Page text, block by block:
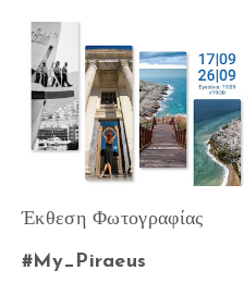
Έκθεση Φωτογραφίας
#My_Piraeus